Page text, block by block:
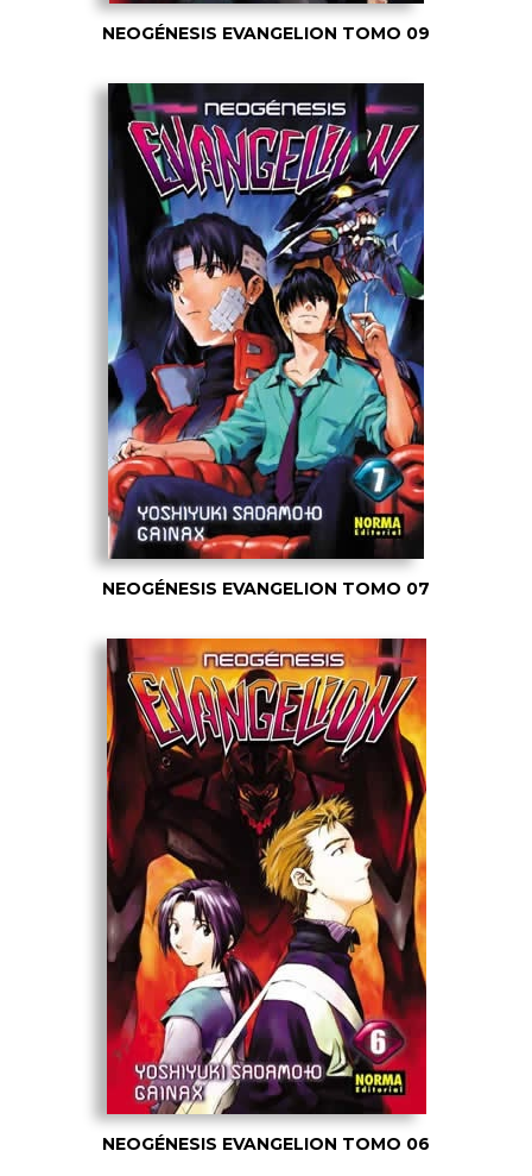
NEOGÉNESIS EVANGELION TOMO 09
NEOGÉNESIS EVANGELION TOMO 07
NEOGÉNESIS EVANGELION TOMO 06